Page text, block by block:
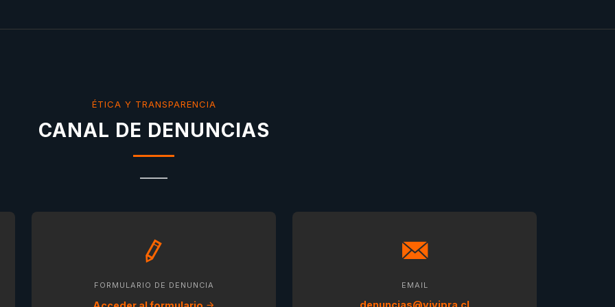
ÉTICA Y TRANSPARENCIA
CANAL DE DENUNCIAS
FORMULARIO DE DENUNCIA EMAIL